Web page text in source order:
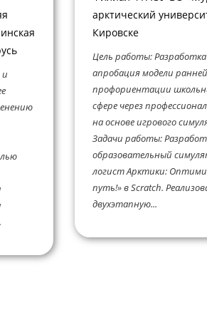
и
арктический
Кировске
Цель работы:
апробация модели ранней
профориентации
сфере через
на основе игрового
Задачи работы:
образовательный
логист Арктики:
путь!» в Scratch.
двухэтапную...